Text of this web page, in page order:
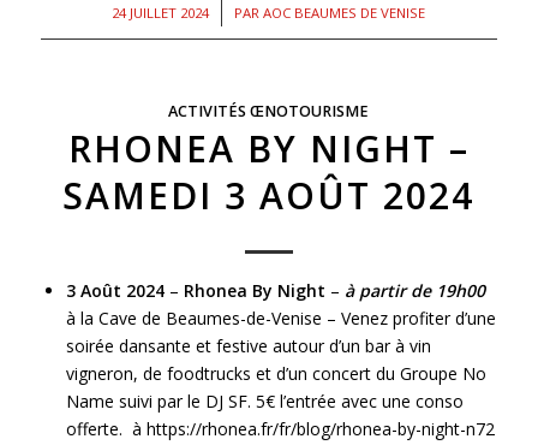
24 JUILLET 2024
/ PARAOC BEAUMES DE VENISE
ACTIVITÉS ŒNOTOURISME
RHONEA BY NIGHT –
SAMEDI 3 AOÛT 2024
3 Août 2024– Rhonea By Night – à partir de 19h00
à la Cave de Beaumes-de-Venise – Venez profiter d’une
soirée dansante et festive autour d’un bar à vin
vigneron, de foodtrucks et d’un concert du Groupe No
Name suivi par le DJ SF. 5€ l’entrée avec une conso
offerte. à https://rhonea.fr/fr/blog/rhonea-by-night-n72